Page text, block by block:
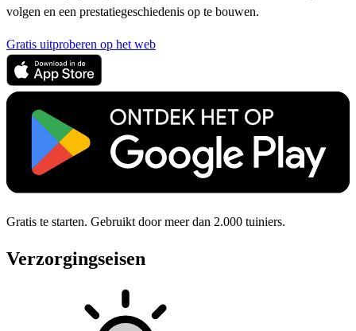
volgen en een prestatiegeschiedenis op te bouwen.
Gratis uitproberen op het web
Gratis te starten. Gebruikt door meer dan 2.000 tuiniers.
Verzorgingseisen